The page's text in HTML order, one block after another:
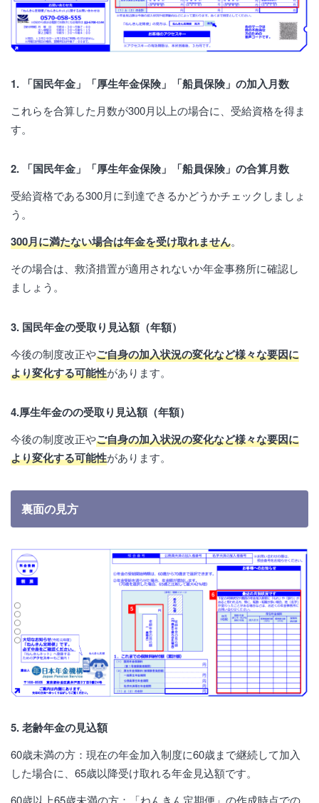
1. 「国民年金」「厚生年金保険」「船員保険」の加入月数
これらを合算した月数が300月以上の場合に、受給資格を得ま
す。
2. 「国民年金」「厚生年金保険」「船員保険」の合算月数
受給資格である300月に到達できるかどうかチェックしましょ
う。
300月に満たない場合は年金を受け取れません。
その場合は、救済措置が適用されないか年金事務所に確認し
ましょう。
3. 国民年金の受取り見込額（年額）
今後の制度改正やご自身の加入状況の変化など様々な要因に
より変化する可能性があります。
4.厚生年金のの受取り見込額（年額）
今後の制度改正やご自身の加入状況の変化など様々な要因に
より変化する可能性があります。
裏面の見方
5. 老齢年金の見込額
60歳未満の方：現在の年金加入制度に60歳まで継続して加入
した場合に、65歳以降受け取れる年金見込額です。
60歳以上65歳未満の方：「ねんきん定期便」の作成時点での